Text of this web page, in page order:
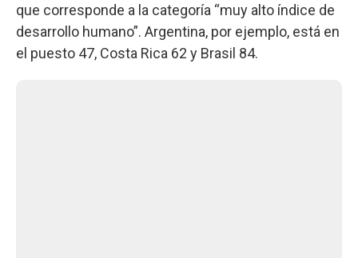
que corresponde a la categoría “muy alto índice de
desarrollo humano”. Argentina, por ejemplo, está en
el puesto 47, Costa Rica 62 y Brasil 84.